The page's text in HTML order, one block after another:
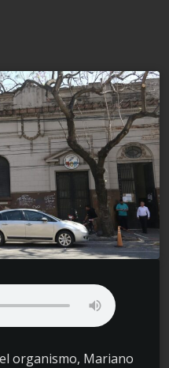
organismo, Mariano